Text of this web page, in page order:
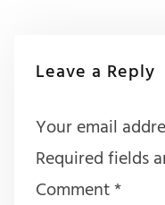
Leave a Reply
Your email
Required fields
Comment*